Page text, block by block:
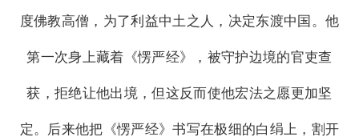
度佛教高僧，为了利益中土之人，决定东渡中国。他
第一次身上藏着《愣严经》，被守护边境的官吏查
获，拒绝让他出境，但这反而使他宏法之愿更加坚
定。后来他把《愣严经》书写在极细的白绢上，割开